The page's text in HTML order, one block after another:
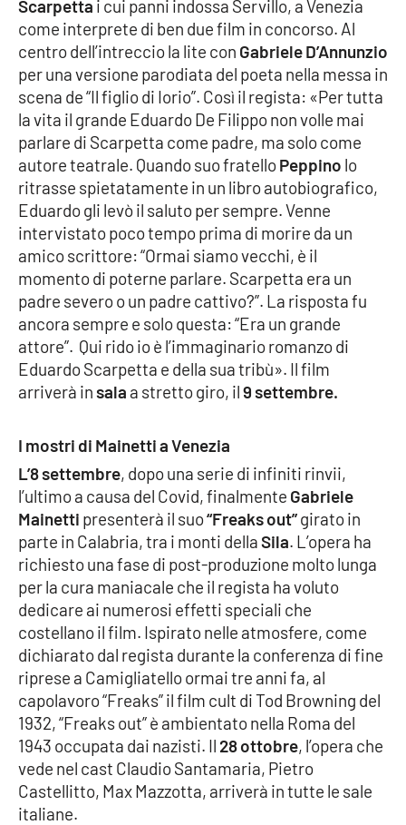
SPECIALI
Buona Sanità Calabria
LA
CALABRIAVISIONE
Destinazioni
Eventi
Food
Storie
LAC
NETWORK
Lactv.it
Laconair.it
Lacitymag.it
Lacapitalenews.it
Ilreggino.it
Cosenzachannel.it
Ilvibonese.it
Catanzarochannel.it
Scarpetta i cui panni indossa Servillo, a Venezia
come interprete di ben due film in concorso. Al
centro dell’intreccio la lite con Gabriele D’Annunzio
per una versione parodiata del poeta nella messa in
scena de “Il figlio di Iorio”. Così il regista: «Per tutta
la vita il grande Eduardo De Filippo non volle mai
parlare di Scarpetta come padre, ma solo come
autore teatrale. Quando suo fratelloPeppino lo
ritrasse spietatamente in un libro autobiografico,
Eduardo gli levò il saluto per sempre. Venne
intervistato poco tempo prima di morire da un
amico scrittore: “Ormai siamo vecchi, è il
momento di poterne parlare. Scarpetta era un
padre severo o un padre cattivo?”. La risposta fu
ancora sempre e solo questa: “Era un grande
attore”. Qui rido io è l’immaginario romanzo di
Eduardo Scarpetta e della sua tribù». Il film
arriverà insala a stretto giro, il9 settembre.
I mostri di Mainetti a Venezia
L’8 settembre, dopo una serie di infiniti rinvii,
l’ultimo a causa del Covid, finalmente Gabriele
Mainetti presenterà il suo“Freaks out”girato in
parte in Calabria, tra i monti dellaSila. L’opera ha
richiesto una fase di post-produzione molto lunga
per la cura maniacale che il regista ha voluto
dedicare ai numerosi effetti speciali che
costellano il film. Ispirato nelle atmosfere, come
dichiarato dal regista durante la conferenza di fine
riprese a Camigliatello ormai tre anni fa, al
capolavoro “Freaks” il film cult di Tod Browning del
1932, “Freaks out” è ambientato nella Roma del
1943 occupata dai nazisti. Il 28 ottobre, l’opera che
vede nel cast Claudio Santamaria, Pietro
Castellitto, Max Mazzotta, arriverà in tutte le sale
italiane.